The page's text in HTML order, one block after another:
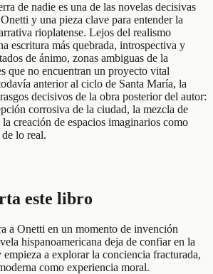
de nadie es una de las novelas decisivas
y una pieza clave para entender la
rioplatense. Lejos del realismo
escritura más quebrada, introspectiva y
de ánimo, zonas ambiguas de la
que no encuentran un proyecto vital
anterior al ciclo de Santa María, la
decisivos de la obra posterior del autor:
corrosiva de la ciudad, la mezcla de
creación de espacios imaginarios como
lo real.
este libro
a Onetti en un momento de invención
hispanoamericana deja de confiar en la
empieza a explorar la conciencia fracturada,
como experiencia moral.